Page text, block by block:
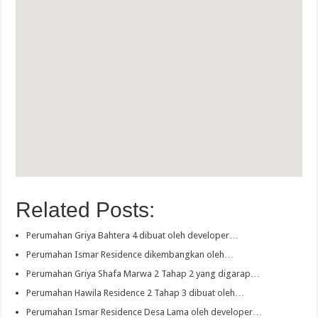
Related Posts:
Perumahan Griya Bahtera 4 dibuat oleh developer…
Perumahan Ismar Residence dikembangkan oleh…
Perumahan Griya Shafa Marwa 2 Tahap 2 yang digarap…
Perumahan Hawila Residence 2 Tahap 3 dibuat oleh…
Perumahan Ismar Residence Desa Lama oleh developer…